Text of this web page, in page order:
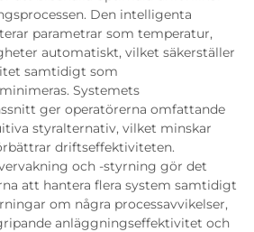
Den intelligenta
parametrar som temperatur,
automatiskt, vilket säkerställer
samtidigt som
Systemets
ger operatörerna omfattande
styralternativ, vilket minskar
driftseffektiviteten.
och -styrning gör det
att hantera flera system samtidigt
om några processavvikelser,
anläggningseffektivitet och